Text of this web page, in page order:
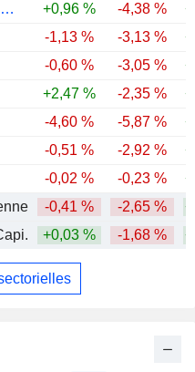
PETROCHINA COMPANY LIMITED
+0,96 % -4,38 %
-1,13 % -3,13 %
-0,60 % -3,05 %
+2,47 % -2,35 %
-4,60 % -5,87 %
-0,51 % -2,92 %
-0,02 % -0,23 %
-0,41 % -2,65 %
+0,03 % -1,68 %